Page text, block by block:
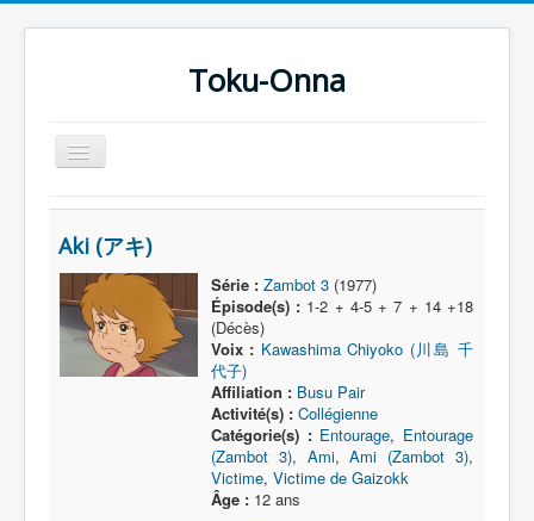
Toku-Onna
Basculer
la
Accueil
Toku-Actrices
Toku-Critiques
Séries
Films
Aki (アキ)
Série : Zambot 3(1977)
Épisode(s) : 1-2 + 4-5 + 7 + 14 +18
(Décès)
Voix : Kawashima Chiyoko (川島 千
代子)
Affiliation : Busu Pair
Activité(s) : Collégienne
Catégorie(s) : Entourage, Entourage
(Zambot 3), Ami,Ami (Zambot 3),
Victime, Victime de Gaizokk
Âge :12 ans